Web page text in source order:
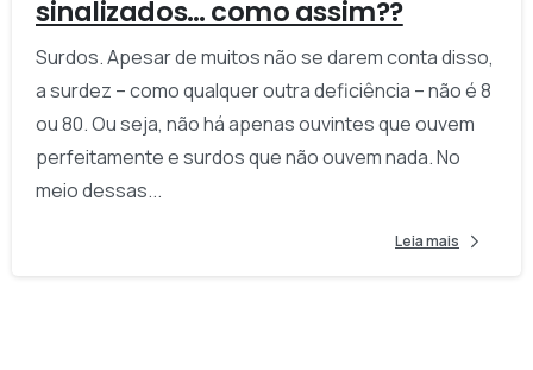
sinalizados… como assim??
Surdos. Apesar de muitos não se darem conta disso,
a surdez – como qualquer outra deficiência – não é 8
ou 80. Ou seja, não há apenas ouvintes que ouvem
perfeitamente e surdos que não ouvem nada. No
meio dessas...
Leia mais